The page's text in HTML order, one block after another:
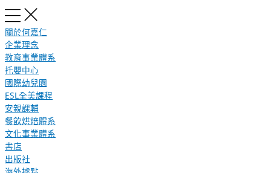
關於何嘉仁
企業理念
教育事業體系
托嬰中心
國際幼兒園
ESL全美課程
安親課輔
餐飲烘焙體系
文化事業體系
書店
出版社